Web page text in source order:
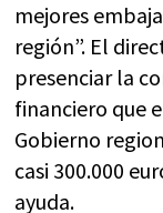
mejores
región”. El
presenciar la
financiero que
Gobierno
casi 300.000
ayuda.